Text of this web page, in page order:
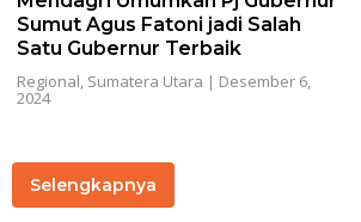
Sumut Agus Fatoni jadi Salah
Satu Gubernur Terbaik
Regional, Sumatera Utara | Desember 6,
2024
Selengkapnya